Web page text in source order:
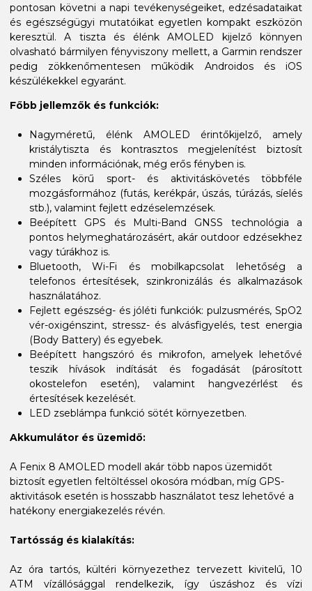
pontosan követni a napi tevékenységeiket, edzésadataikat
és egészségügyi mutatóikat egyetlen kompakt eszközön
keresztül. A tiszta és élénk AMOLED kijelző könnyen
olvasható bármilyen fényviszony mellett, a Garmin rendszer
pedig zökkenőmentesen működik Androidos és iOS
készülékekkel egyaránt.
Főbb jellemzők és funkciók:
Nagyméretű, élénk AMOLED érintőkijelző, amely
kristálytiszta és kontrasztos megjelenítést biztosít
minden információnak, még erős fényben is.
Széles körű sport- és aktivitáskövetés többféle
mozgásformához (futás, kerékpár, úszás, túrázás, síelés
stb.), valamint fejlett edzéselemzések.
Beépített GPS és Multi-Band GNSS technológia a
pontos helymeghatározásért, akár outdoor edzésekhez
vagy túrákhoz is.
Bluetooth, Wi-Fi és mobilkapcsolat lehetőség a
telefonos értesítések, szinkronizálás és alkalmazások
használatához.
Fejlett egészség- és jóléti funkciók: pulzusmérés, SpO2
vér-oxigénszint, stressz- és alvásfigyelés, test energia
(Body Battery) és egyebek.
Beépített hangszóró és mikrofon, amelyek lehetővé
teszik hívások indítását és fogadását (párosított
okostelefon esetén), valamint hangvezérlést és
értesítések kezelését.
LED zseblámpa funkció sötét környezetben.
Akkumulátor és üzemidő:
A Fenix 8 AMOLED modell akár több napos üzemidőt
biztosít egyetlen feltöltéssel okosóra módban, míg GPS-
aktivitások esetén is hosszabb használatot tesz lehetővé a
hatékony energiakezelés révén.
Tartósság és kialakítás:
Az óra tartós, kültéri környezethez tervezett kivitelű, 10
ATM vízállósággal rendelkezik, így úszáshoz és vízi